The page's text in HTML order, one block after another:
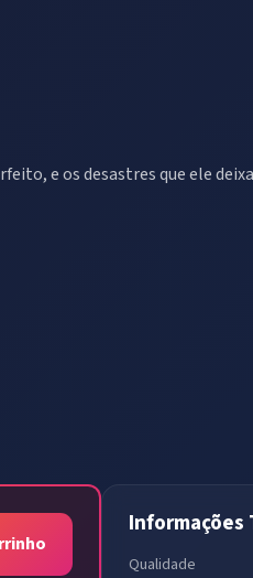
e os desastres que ele
Informações
Qualidade